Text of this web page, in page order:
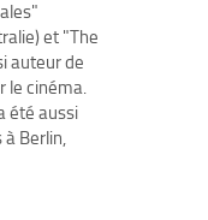
et "The
auteur de
le cinéma.
été aussi
Berlin,